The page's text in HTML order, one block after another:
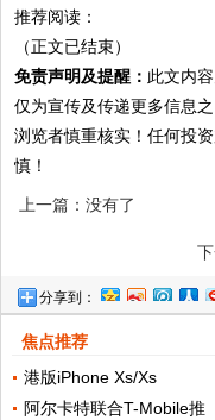
推荐阅读：
（正文已结束）
免责声明及提醒： 此文内
仅为宣传及传递更多信息
浏览者慎重核实！任何投
慎！
上一篇：没有了
分享到：
焦点推荐
港版iPhone Xs/Xs
阿尔卡特联合T-Mobile推